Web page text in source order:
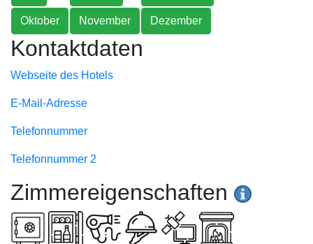
Oktober November Dezember
Kontaktdaten
Webseite des Hotels
E-Mail-Adresse
Telefonnummer
Telefonnummer 2
Zimmereigenschaften